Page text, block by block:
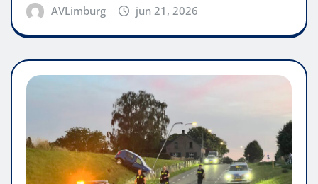
AVLimburg jun 21, 2026